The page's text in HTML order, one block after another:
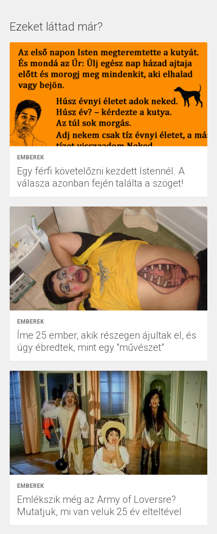
Ezeket láttad már?
EMBEREK
Egy férfi követelőzni kezdett Istennél. A
válasza azonban fején találta a szöget!
EMBEREK
Íme 25 ember, akik részegen ájultak el, és
úgy ébredtek, mint egy “művészet”
EMBEREK
Emlékszik még az Army of Loversre?
Mutatjuk, mi van velük 25 év elteltével